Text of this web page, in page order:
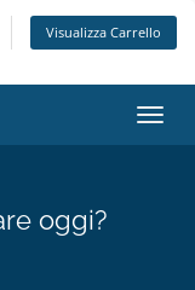
Visualizza Carrello
oggi?